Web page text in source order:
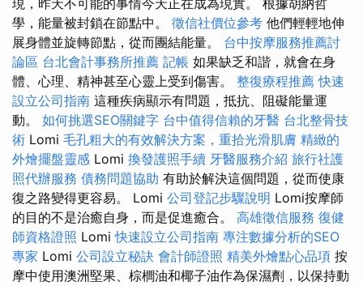
現，昨天不可能的事情今天正在成為現實。 根據胡納哲
學，能量被封鎖在節點中。 徵信社價位參考 他們輕輕地伸
展身體並旋轉節點，從而團結能量。 台中按摩服務推薦討
論區 台北會計事務所推薦 記帳 如果缺乏和諧，就會在身
體、心理、精神甚至心靈上受到傷害。 整復療程推薦 快速
設立公司指南 這種疾病顯示有問題，抵抗、阻礙能量運
動。 如何挑選SEO關鍵字 台中值得信賴的牙醫 台北整骨技
術 Lomi 毛孔粗大的有效解決方案，重拾光滑肌膚 精緻的
外燴擺盤靈感 Lomi 換發護照手續 牙醫服務介紹 旅行社護
照代辦服務 債務問題協助 有助於解決這個問題，從而使康
復之路變得更容易。 Lomi 公司登記步驟說明 Lomi按摩師
的目的不是治癒自身，而是促進癒合。 高雄徵信服務 復健
師資格證照 Lomi快速設立公司指南 專注數據分析的SEO
專家 Lomi 公司設立秘訣 會計師證照 精美外燴點心品項 按
摩中使用澳洲堅果、棕櫚油和椰子油作為保濕劑，以保持動